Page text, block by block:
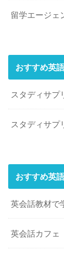
留学エージェ
おすすめ英
スタディサプ
スタディサプ
おすすめ英
英会話教材で
英会話カフェ